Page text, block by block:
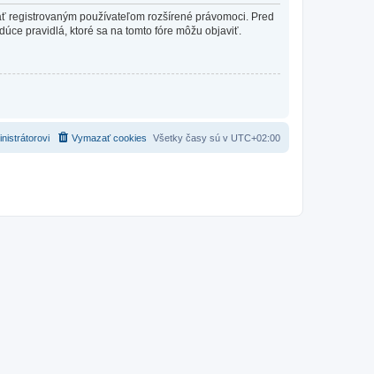
registrovaným používateľom rozšírené právomoci. Pred
pravidlá, ktoré sa na tomto fóre môžu objaviť.
Všetky časy sú v UTC+02:00
Vymazať cookies